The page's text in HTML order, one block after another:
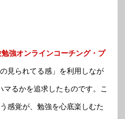
強オンラインコーチング・プ
見られてる感」を利用しなが
マるかを追求したものです。こ
感覚が、勉強を心底楽しむた